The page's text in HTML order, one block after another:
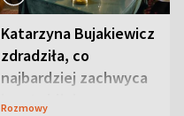
Katarzyna Bujakiewicz
zdradziła, co
najbardziej zachwyca
ją w Lublinie
Rozmowy